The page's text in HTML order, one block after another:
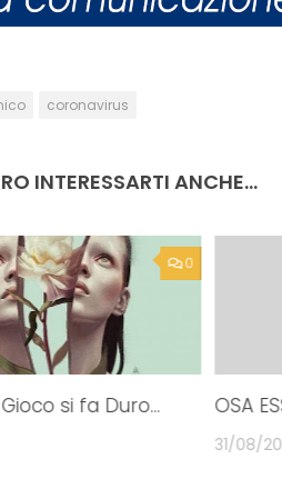
INTERESSARTI ANCHE...
31/08/
si fa Duro…